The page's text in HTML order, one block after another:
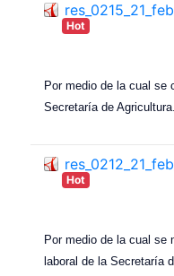
Hot
Por medio de la cual se
Secretaría de Agricultura.
Hot
Por medio de la cual se
laboral de la Secretaría